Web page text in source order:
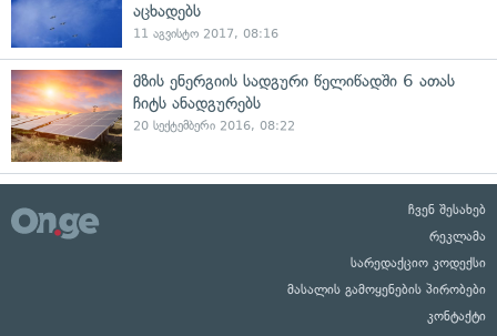
აცხადებს
11 აგვისტო 2017, 08:16
მზის ენერგიის სადგური წელიწადში 6 ათას
ჩიტს ანადგურებს
20 სექტემბერი 2016, 08:22
ჩვენ შესახებ
რეკლამა
სარედაქციო კოდექსი
მასალის გამოყენების პირობები
კონტაქტი